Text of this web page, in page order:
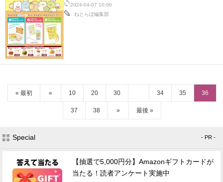
2024-04-07 10:00
ねとらぼ編集部
« 最初 « 10 20 30 34 35 36
37 38 » 最後 »
Special - PR -
【抽選で5,000円分】Amazonギフトカードが
当たる！読者アンケート実施中